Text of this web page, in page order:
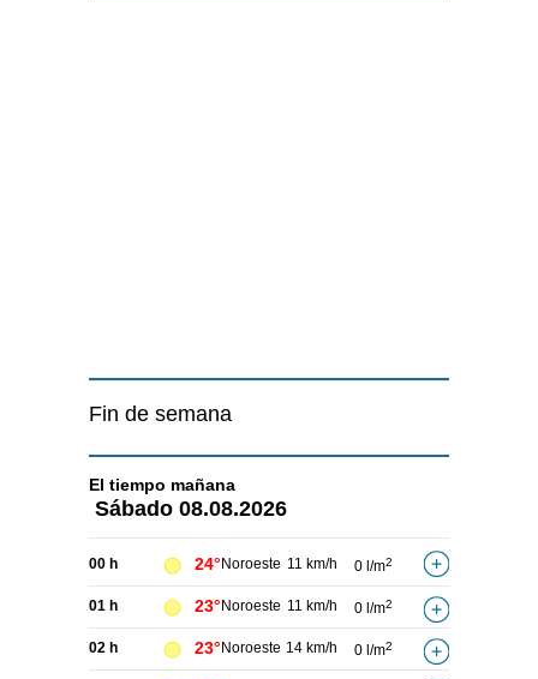
Fin de semana
El tiempo mañana
Sábado 08.08.2026
00 h 24° Noroeste 11 km/h 0 l/m2
01 h 23° Noroeste 11 km/h 0 l/m2
02 h 23° Noroeste 14 km/h 0 l/m2